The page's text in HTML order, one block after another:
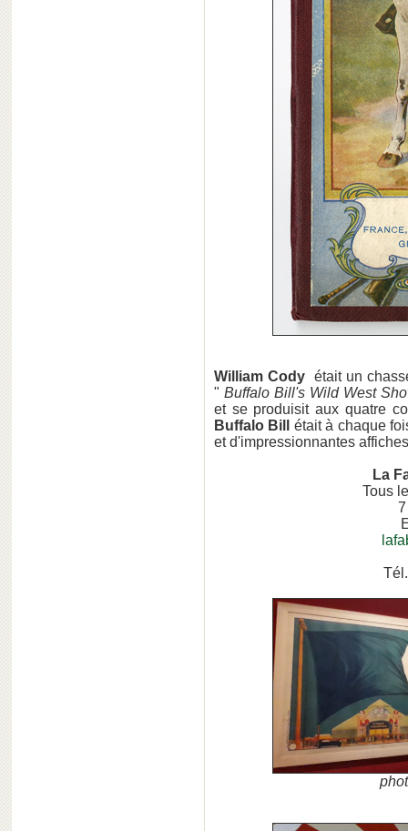
William Cody était un
" Buffalo Bill's Wild West
et se produisit aux quatre
Buffalo Bill
était à chaque
et d'impressionnantes
La
Tous